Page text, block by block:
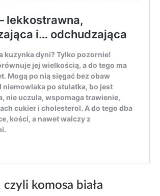
czyli komosa biała